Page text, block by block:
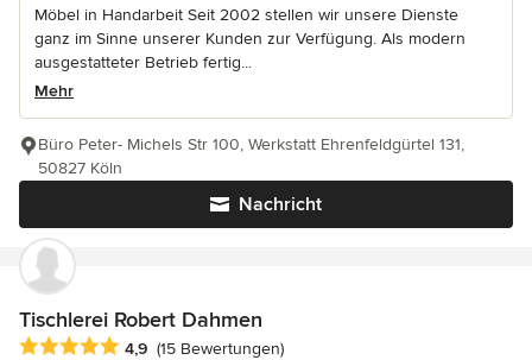
Möbel in Handarbeit Seit 2002 stellen wir unsere Dienste
ganz im Sinne unserer Kunden zur Verfügung. Als modern
ausgestatteter Betrieb fertig...
Mehr
Nachricht
Büro Peter- Michels Str 100, Werkstatt Ehrenfeldgürtel 131,
50827 Köln
Tischlerei Robert Dahmen
Durchschnittliche Bewertung: 4.9 von 5 Sternen
4,9 (15 Bewertungen)